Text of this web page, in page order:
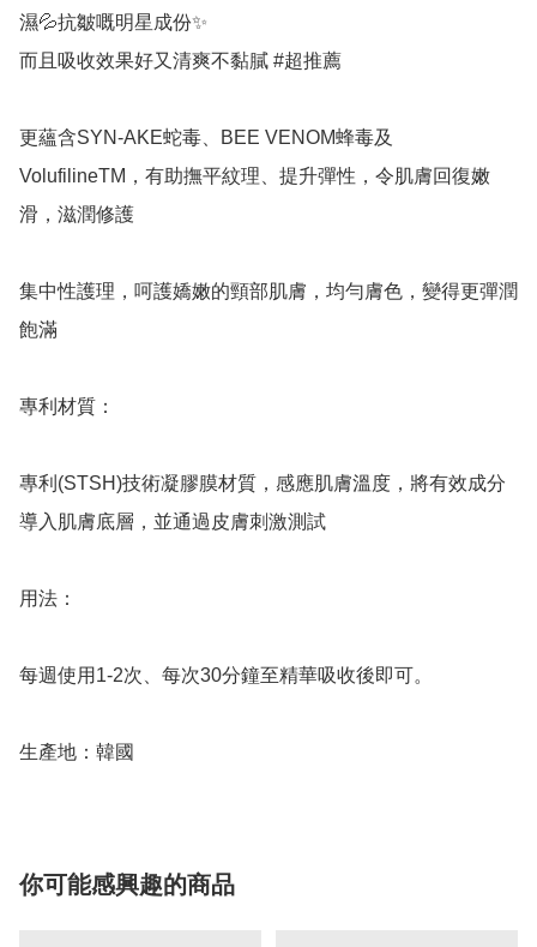
濕💦抗皺嘅明星成份✨
而且吸收效果好又清爽不黏膩 #超推薦
更蘊含SYN-AKE蛇毒、BEE VENOM蜂毒及
VolufilineTM，有助撫平紋理、提升彈性，令肌膚回復嫩
滑，滋潤修護
集中性護理，呵護嬌嫩的頸部肌膚，均勻膚色，變得更彈潤
飽滿
專利材質：
專利(STSH)技術凝膠膜材質，感應肌膚溫度，將有效成分
導入肌膚底層，並通過皮膚刺激測試
用法：
每週使用1-2次、每次30分鐘至精華吸收後即可。
生產地：韓國
你可能感興趣的商品